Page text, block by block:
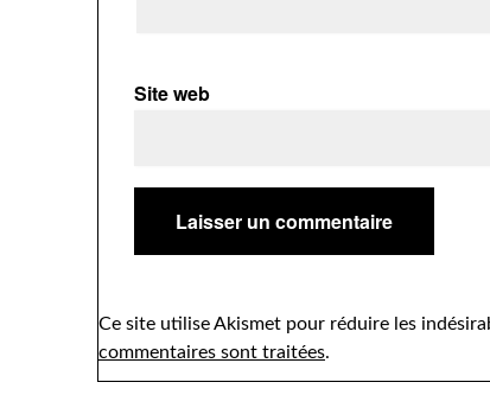
Site web
Ce site utilise Akismet pour réduire les
commentaires sont traitées.